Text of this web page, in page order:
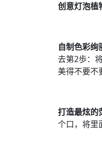
创意灯泡植
自制色彩绚
去第2歩：
美得不要不
打造最炫的
个口，将里